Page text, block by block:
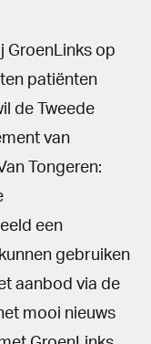
GroenLinks op
patiënten
de Tweede
van
Tongeren:
een
gebruiken
aanbod via de
mooi nieuws